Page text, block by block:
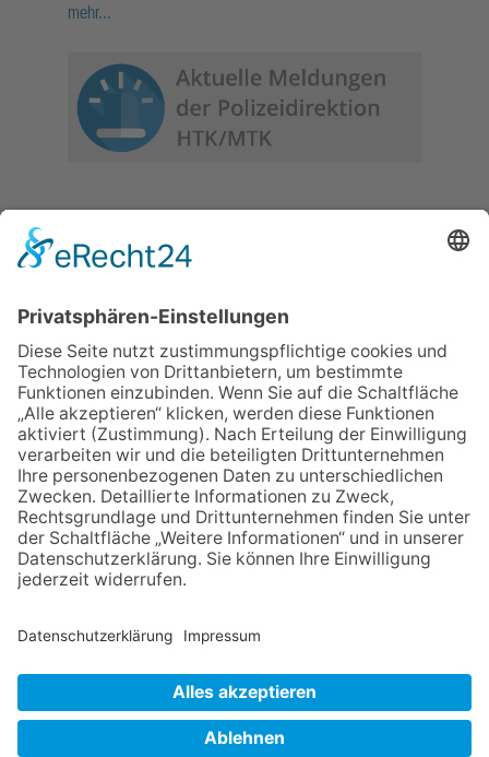
mehr...
NACH OBEN
Datenschutz Netiquette FAQ